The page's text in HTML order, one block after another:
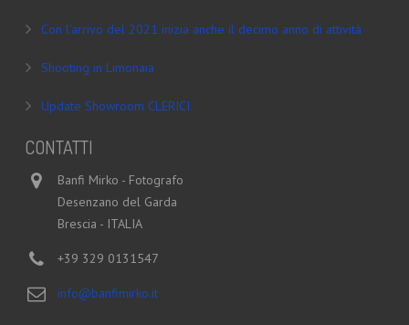
Con l’arrivo del 2021 inizia anche il decimo anno di attività
Shooting in Limonaia
Update Showroom CLERICI
CONTATTI
Banfi Mirko - Fotografo
Desenzano del Garda
Brescia - ITALIA
+39 329 0131547
info@banfimirko.it